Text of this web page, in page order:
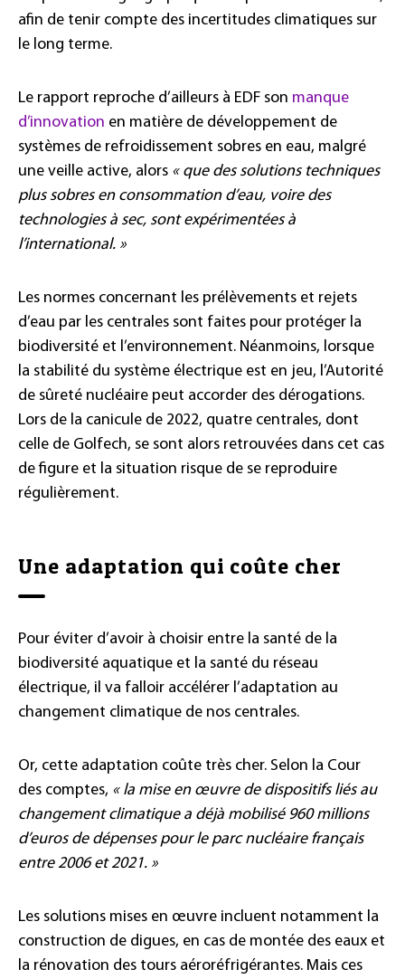
afin de tenir compte des incertitudes climatiques sur
le long terme.
Le rapport reproche d’ailleurs à EDF son manque
d’innovation en matière de développement de
systèmes de refroidissement sobres en eau, malgré
une veille active, alors « que des solutions techniques
plus sobres en consommation d’eau, voire des
technologies à sec, sont expérimentées à
l’international. »
Les normes concernant les prélèvements et rejets
d’eau par les centrales sont faites pour protéger la
biodiversité et l’environnement. Néanmoins, lorsque
la stabilité du système électrique est en jeu, l’Autorité
de sûreté nucléaire peut accorder des dérogations.
Lors de la canicule de 2022, quatre centrales, dont
celle de Golfech, se sont alors retrouvées dans cet cas
de figure et la situation risque de se reproduire
régulièrement.
Une adaptation qui coûte cher
Pour éviter d’avoir à choisir entre la santé de la
biodiversité aquatique et la santé du réseau
électrique, il va falloir accélérer l’adaptation au
changement climatique de nos centrales.
Or, cette adaptation coûte très cher. Selon la Cour
des comptes, « la mise en œuvre de dispositifs liés au
changement climatique a déjà mobilisé 960 millions
d’euros de dépenses pour le parc nucléaire français
entre 2006 et 2021. »
Les solutions mises en œuvre incluent notamment la
construction de digues, en cas de montée des eaux et
la rénovation des tours aéroréfrigérantes. Mais ces